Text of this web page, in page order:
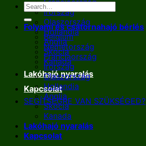
Franciaország
Írország
Olaszország
Hollandia
Anglia
Skócia
Kanada
Lakóhajó nyaralás
Kapcsolat
SEGÍTSÉGRE VAN SZÜKSÉGED?
Folyami és csatornahajó bérlés
Belgium
Németország
Franciaország
Írország
Olaszország
Hollandia
Anglia
Skócia
Kanada
Lakóhajó nyaralás
Kapcsolat